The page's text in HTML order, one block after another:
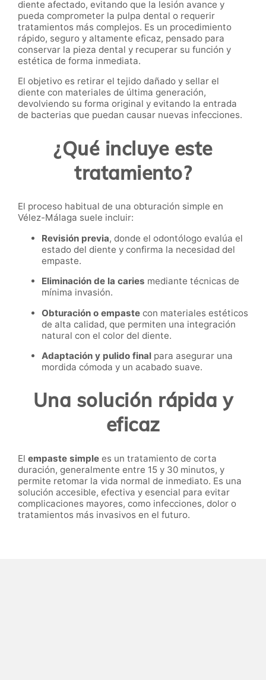
diente afectado, evitando que la lesión avance y
pueda comprometer la pulpa dental o requerir
tratamientos más complejos. Es un procedimiento
rápido, seguro y altamente eficaz, pensado para
conservar la pieza dental y recuperar su función y
estética de forma inmediata.
El objetivo es retirar el tejido dañado y sellar el
diente con materiales de última generación,
devolviendo su forma original y evitando la entrada
de bacterias que puedan causar nuevas infecciones.
¿Qué incluye este
tratamiento?
El proceso habitual de una obturación simple en
Vélez-Málaga suele incluir:
Revisión previa, donde el odontólogo evalúa el
estado del diente y confirma la necesidad del
empaste.
Eliminación de la caries mediante técnicas de
mínima invasión.
Obturación o empaste con materiales estéticos
de alta calidad, que permiten una integración
natural con el color del diente.
Adaptación y pulido final para asegurar una
mordida cómoda y un acabado suave.
Una solución rápida y
eficaz
El empaste simple es un tratamiento de corta
duración, generalmente entre 15 y 30 minutos, y
permite retomar la vida normal de inmediato. Es una
solución accesible, efectiva y esencial para evitar
complicaciones mayores, como infecciones, dolor o
tratamientos más invasivos en el futuro.